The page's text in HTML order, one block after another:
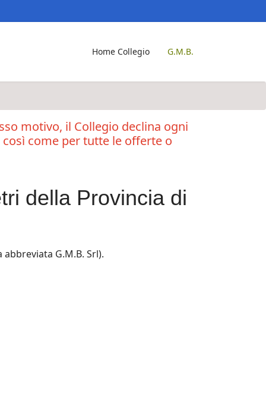
Home Collegio G.M.B.
motivo, il Collegio declina ogni
come per tutte le offerte o
della Provincia di
G.M.B. Srl).